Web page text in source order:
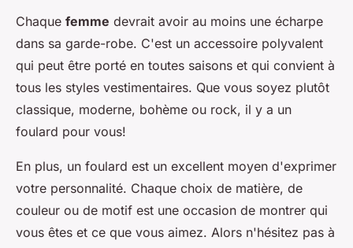
Chaque femme devrait avoir au moins une écharpe
dans sa garde-robe. C'est un accessoire polyvalent
qui peut être porté en toutes saisons et qui convient à
tous les styles vestimentaires. Que vous soyez plutôt
classique, moderne, bohème ou rock, il y a un
foulard pour vous!
En plus, un foulard est un excellent moyen d'exprimer
votre personnalité. Chaque choix de matière, de
couleur ou de motif est une occasion de montrer qui
vous êtes et ce que vous aimez. Alors n'hésitez pas à